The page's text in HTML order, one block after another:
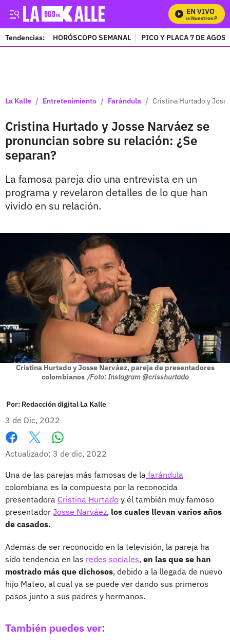
EN VIVO
Mira Todos Nuestros
Tendencias: HORÓSCOPO SEMANAL PICO Y PLACA 7 DE
La Kalle / Entretenimiento / Farándula / Cristina Hurtado y
Cristina Hurtado y Josse Narváez se
pronuncian sobre su relación: ¿Se
separan?
La famosa pareja dio una entrevista en un
programa y revelaron detalles de lo que han
vivido en su relación.
Cristina Hurtado y Josse Narváez, pareja de presentadores
colombianos /Foto: Instagram @crisshurtado
Por: Redacción digital La Kalle
3 de Dic, 2022
Facebook
X
Actualizado: 3 de dic, 2022
Una de las parejas más famosas de la farándula
colombiana es la compuesta por la reconocida
presentadora Cristina Hurtado y él también muy famoso
presentador Josse Narváez, los cuales llevan varios años
de casados.
Además de ser reconocido en la televisión, la pareja ha
sido tendencia en las redes sociales, en las que se han
mostrado más que dichosos, debido a la llegada de nuevo
hijo Mateo, al cual ya se puede ver dando sus primeros
pasos junto a sus padres y hermanos.
También puedes ver: